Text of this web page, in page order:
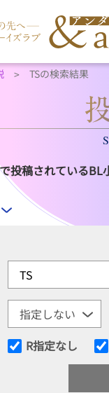
TSの検索結果
で投稿されているBL
R指定なし